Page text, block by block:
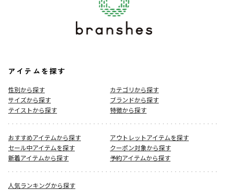
アイテムを探す
性別から探す
カテゴリから探す
サイズから探す
ブランドから探す
テイストから探す
特徴から探す
おすすめアイテムから探す
アウトレットアイテムを探す
セール中アイテムを探す
クーポン対象から探す
新着アイテムから探す
予約アイテムから探す
人気ランキングから探す